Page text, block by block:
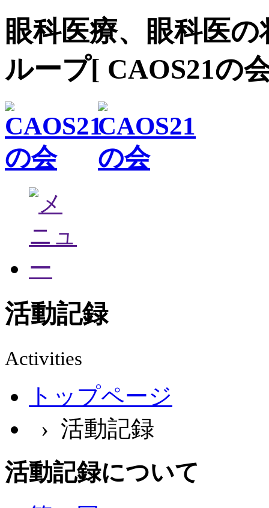
眼科医療、眼科医
ループ[ CAOS21の
活動記録
Activities
トップページ
› 活動記録
活動記録について